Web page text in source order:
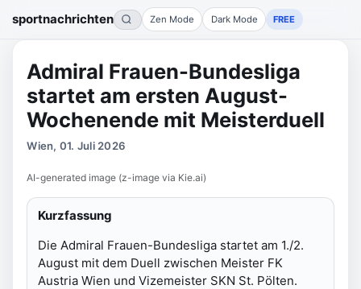
sportnachrichten Zen Mode Dark Mode FREE
Admiral Frauen-Bundesliga
startet am ersten August-
Wochenende mit Meisterduell
Wien, 01. Juli 2026
AI-generated image (z-image via Kie.ai)
Kurzfassung
Die Admiral Frauen-Bundesliga startet am 1./2.
August mit dem Duell zwischen Meister FK
Austria Wien und Vizemeister SKN St. Pölten.